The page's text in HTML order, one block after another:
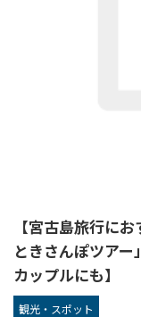
【宮古島旅行に
ときさんぽツアー
カップルにも】
観光・スポット